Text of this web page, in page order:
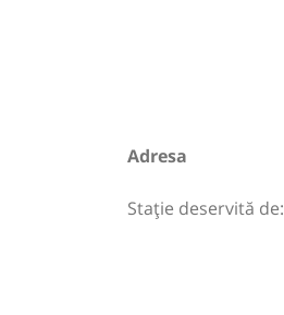
Adresa
Stație deservită de: